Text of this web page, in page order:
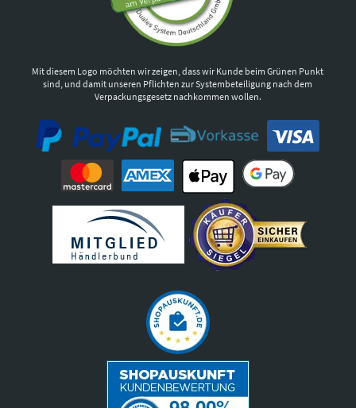
Mit diesem Logo möchten wir zeigen, dass wir Kunde beim Grünen Punkt
sind, und damit unseren Pflichten zur Systembeteiligung nach dem
Verpackungsgesetz nachkommen wollen.